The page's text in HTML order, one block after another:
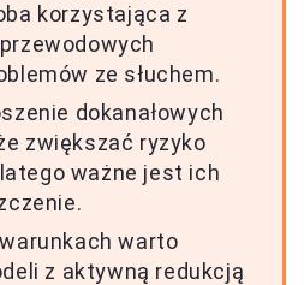
korzystająca z
ze słuchem.
dokanałowych
zwiększać ryzyko
ważne jest ich
warto
z aktywną redukcją